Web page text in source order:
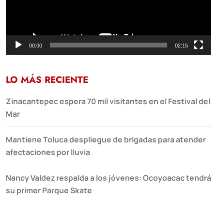
00:00 02:15
LO MÁS RECIENTE
Zinacantepec espera 70 mil visitantes en el Festival del
Mar
Mantiene Toluca despliegue de brigadas para atender
afectaciones por lluvia
Nancy Valdez respalda a los jóvenes: Ocoyoacac tendrá
su primer Parque Skate